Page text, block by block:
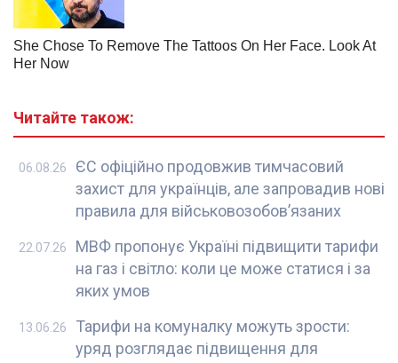
Читайте також:
ЄС офіційно продовжив тимчасовий
захист для українців, але запровадив нові
правила для військовозобов’язаних
06.08.26
МВФ пропонує Україні підвищити тарифи
на газ і світло: коли це може статися і за
яких умов
22.07.26
Тарифи на комуналку можуть зрости:
уряд розглядає підвищення для
13.06.26